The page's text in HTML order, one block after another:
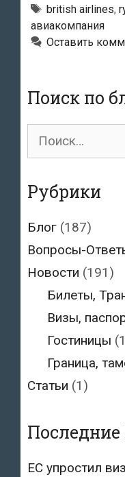
Метки
british airlines,
авиакомпания
Оставить
Поиск по
Поиск
Рубрики
Блог (187)
Вопросы-
Новости (191)
Билеты,
Визы,
Гостиницы
Граница,
Статьи (1)
ЕС упростил